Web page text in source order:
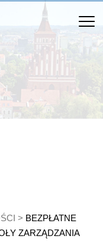
> BEZPŁATNE
ZARZĄDZANIA